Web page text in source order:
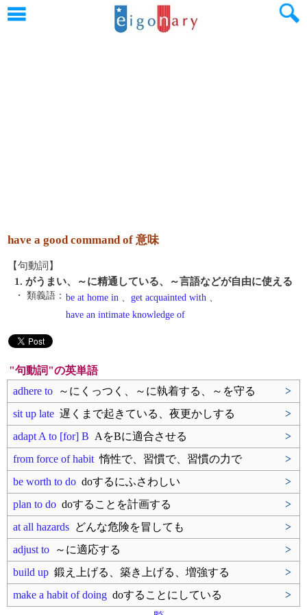
have a good command of 意味
【句動詞】
1. がうまい、～に精通している、～言語などが自由に使える
・ 類義語： be at home in 、 get acquainted with 、
have an intimate knowledge of
"句動詞"の英単語
adhere to ～にくっつく、～に執着する、～を守る
>
sit up late 遅くまで起きている、夜更かしする
>
adapt A to [for] B AをBに適合させる
>
from force of habit 惰性で、習慣で、習慣の力で
>
be worth to do doするにふさわしい
>
plan to do doすることを計画する
>
at all hazards どんな危険を冒しても
>
adjust to ～に適応する
>
build up 鍛え上げる、築き上げる、増強する
>
make a habit of doing doすることにしている
>